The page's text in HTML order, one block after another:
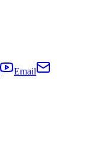
Email